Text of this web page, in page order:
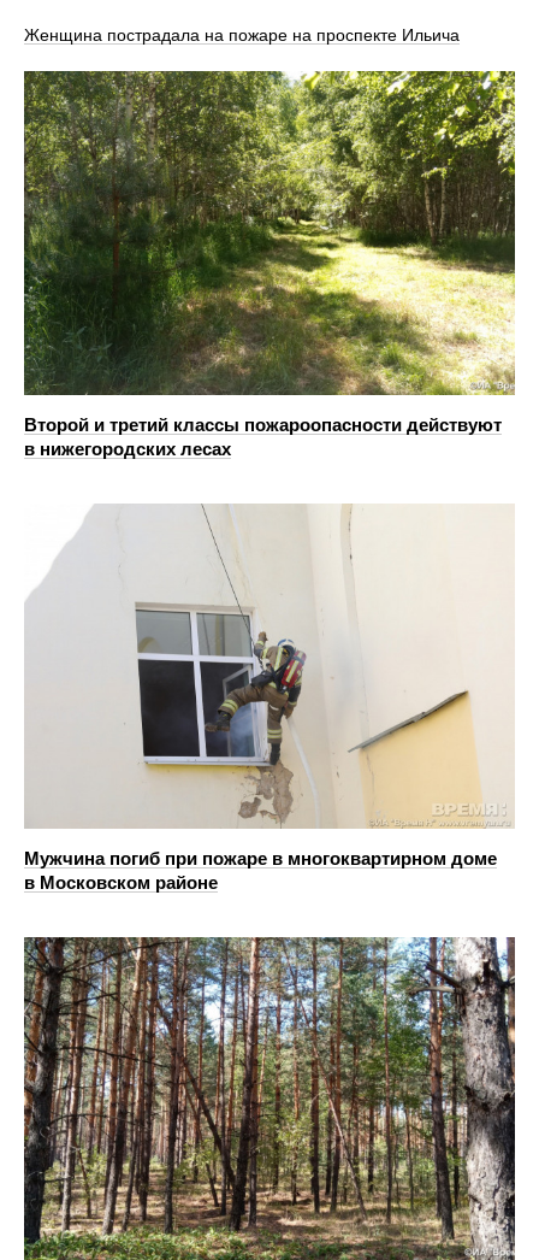
Женщина пострадала на пожаре на проспекте Ильича
Второй и третий классы пожароопасности действуют
в нижегородских лесах
Мужчина погиб при пожаре в многоквартирном доме
в Московском районе